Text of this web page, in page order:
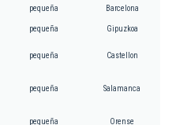
pequeña Barcelona
pequeña Gipuzkoa
pequeña Castellon
pequeña Salamanca
pequeña Orense